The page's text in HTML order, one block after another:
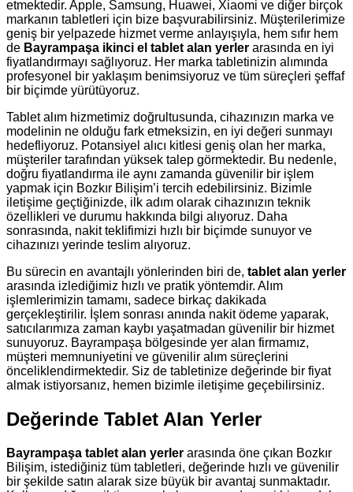
etmektedir. Apple, Samsung, Huawei, Xiaomi ve diğer birçok
markanın tabletleri için bize başvurabilirsiniz. Müşterilerimize
geniş bir yelpazede hizmet verme anlayışıyla, hem sıfır hem
de Bayrampaşa ikinci el tablet alan yerler arasında en iyi
fiyatlandırmayı sağlıyoruz. Her marka tabletinizin alımında
profesyonel bir yaklaşım benimsiyoruz ve tüm süreçleri şeffaf
bir biçimde yürütüyoruz.
Tablet alım hizmetimiz doğrultusunda, cihazınızın marka ve
modelinin ne olduğu fark etmeksizin, en iyi değeri sunmayı
hedefliyoruz. Potansiyel alıcı kitlesi geniş olan her marka,
müşteriler tarafından yüksek talep görmektedir. Bu nedenle,
doğru fiyatlandırma ile aynı zamanda güvenilir bir işlem
yapmak için Bozkır Bilişim’i tercih edebilirsiniz. Bizimle
iletişime geçtiğinizde, ilk adım olarak cihazınızın teknik
özellikleri ve durumu hakkında bilgi alıyoruz. Daha
sonrasında, nakit teklifimizi hızlı bir biçimde sunuyor ve
cihazınızı yerinde teslim alıyoruz.
Bu sürecin en avantajlı yönlerinden biri de, tablet alan yerler
arasında izlediğimiz hızlı ve pratik yöntemdir. Alım
işlemlerimizin tamamı, sadece birkaç dakikada
gerçekleştirilir. İşlem sonrası anında nakit ödeme yaparak,
satıcılarımıza zaman kaybı yaşatmadan güvenilir bir hizmet
sunuyoruz. Bayrampaşa bölgesinde yer alan firmamız,
müşteri memnuniyetini ve güvenilir alım süreçlerini
önceliklendirmektedir. Siz de tabletinize değerinde bir fiyat
almak istiyorsanız, hemen bizimle iletişime geçebilirsiniz.
Değerinde Tablet Alan Yerler
Bayrampaşa tablet alan yerler arasında öne çıkan Bozkır
Bilişim, istediğiniz tüm tabletleri, değerinde hızlı ve güvenilir
bir şekilde satın alarak size büyük bir avantaj sunmaktadır.